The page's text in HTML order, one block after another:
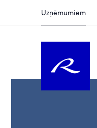
Uzņēmumiem